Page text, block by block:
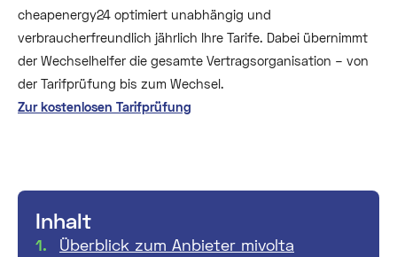
cheapenergy24 optimiert unabhängig und
verbraucherfreundlich jährlich Ihre Tarife. Dabei übernimmt
der Wechselhelfer die gesamte Vertragsorganisation – von
der Tarifprüfung bis zum Wechsel.
Zur kostenlosen Tarifprüfung
Inhalt
Überblick zum Anbieter mivolta